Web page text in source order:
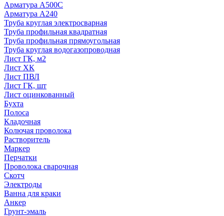
Арматура А500С
Арматура А240
Труба круглая электросварная
Труба профильная квадратная
Труба профильная прямоугольная
Труба круглая водогазопроводная
Лист ГК, м2
Лист ХК
Лист ПВЛ
Лист ГК, шт
Лист оцинкованный
Бухта
Полоса
Кладочная
Колючая проволока
Растворитель
Маркер
Перчатки
Проволока сварочная
Скотч
Электроды
Ванна для краки
Анкер
Грунт-эмаль